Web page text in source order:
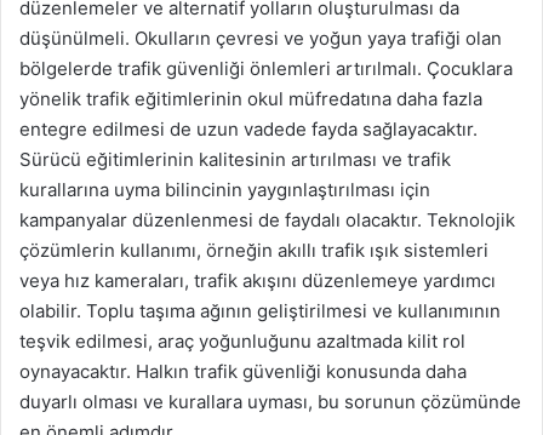
düzenlemeler ve alternatif yolların oluşturulması da
düşünülmeli. Okulların çevresi ve yoğun yaya trafiği olan
bölgelerde trafik güvenliği önlemleri artırılmalı. Çocuklara
yönelik trafik eğitimlerinin okul müfredatına daha fazla
entegre edilmesi de uzun vadede fayda sağlayacaktır.
Sürücü eğitimlerinin kalitesinin artırılması ve trafik
kurallarına uyma bilincinin yaygınlaştırılması için
kampanyalar düzenlenmesi de faydalı olacaktır. Teknolojik
çözümlerin kullanımı, örneğin akıllı trafik ışık sistemleri
veya hız kameraları, trafik akışını düzenlemeye yardımcı
olabilir. Toplu taşıma ağının geliştirilmesi ve kullanımının
teşvik edilmesi, araç yoğunluğunu azaltmada kilit rol
oynayacaktır. Halkın trafik güvenliği konusunda daha
duyarlı olması ve kurallara uyması, bu sorunun çözümünde